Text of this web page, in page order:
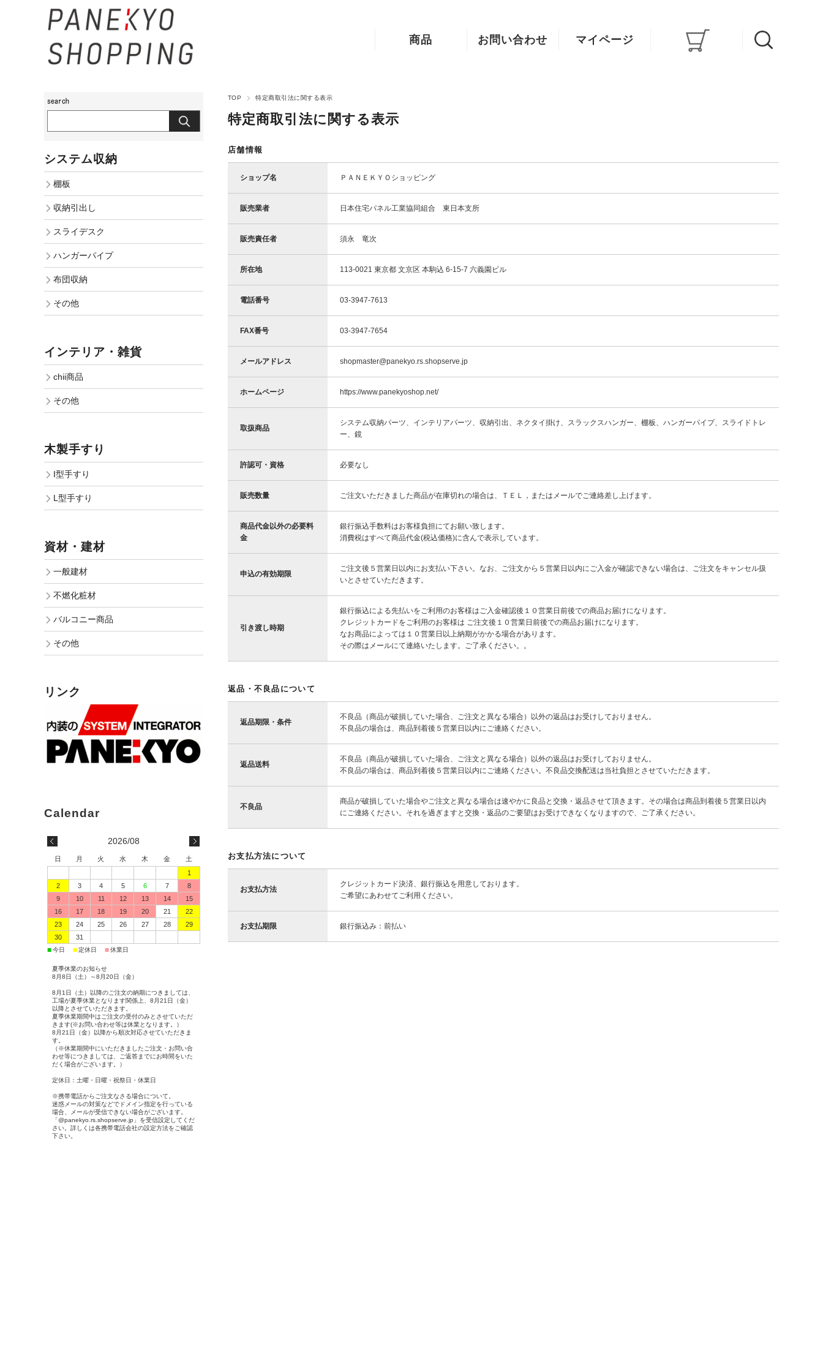
商品 お問い合わせ マイページ
TOP 特定商取引法に関する表示
特定商取引法に関する表示
店舗情報
ショップ名 ＰＡＮＥＫＹＯショッピング
販売業者 日本住宅パネル工業協同組合 東日本支所
販売責任者 須永 竜次
所在地 113-0021 東京都 文京区 本駒込 6-15-7 六義園ビル
電話番号 03-3947-7613
FAX番号 03-3947-7654
メールアドレス shopmaster@panekyo.rs.shopserve.jp
ホームページ https://www.panekyoshop.net/
取扱商品
システム収納パーツ、インテリアパーツ、収納引出、ネクタイ掛け、スラックスハンガー、棚板、ハンガーパイプ、スライドトレ
ー、鏡
許認可・資格 必要なし
販売数量 ご注文いただきました商品が在庫切れの場合は、ＴＥＬ，またはメールでご連絡差し上げます。
商品代金以外の必要料
金
銀行振込手数料はお客様負担にてお願い致します。
消費税はすべて商品代金(税込価格)に含んで表示しています。
申込の有効期限
ご注文後５営業日以内にお支払い下さい。なお、ご注文から５営業日以内にご入金が確認できない場合は、ご注文をキャンセル扱
いとさせていただきます。
引き渡し時期
銀行振込による先払いをご利用のお客様はご入金確認後１０営業日前後での商品お届けになります。
クレジットカードをご利用のお客様は ご注文後１０営業日前後での商品お届けになります。
なお商品によっては１０営業日以上納期がかかる場合があります。
その際はメールにて連絡いたします。ご了承ください。。
返品・不良品について
返品期限・条件
不良品（商品が破損していた場合、ご注文と異なる場合）以外の返品はお受けしておりません。
不良品の場合は、商品到着後５営業日以内にご連絡ください。
返品送料
不良品（商品が破損していた場合、ご注文と異なる場合）以外の返品はお受けしておりません。
不良品の場合は、商品到着後５営業日以内にご連絡ください。不良品交換配送は当社負担とさせていただきます。
不良品
商品が破損していた場合やご注文と異なる場合は速やかに良品と交換・返品させて頂きます。その場合は商品到着後５営業日以内
にご連絡ください。それを過ぎますと交換・返品のご要望はお受けできなくなりますので、ご了承ください。
お支払方法について
お支払方法
クレジットカード決済、銀行振込を用意しております。
ご希望にあわせてご利用ください。
お支払期限 銀行振込み：前払い
システム収納
棚板
収納引出し
スライデスク
ハンガーパイプ
布団収納
その他
インテリア・雑貨
chii商品
その他
木製手すり
I型手すり
L型手すり
資材・建材
一般建材
不燃化粧材
バルコニー商品
その他
リンク
2026/08
日 月 火 水 木 金
土
1
2
3 4 5 6 7
8
9
10 11 12 13 14
15
16
17 18 19 20 21
22
23
24 25 26 27 28
29
30
31
■今日 ■定休日 ■休業日
夏季休業のお知らせ
8月8日（土）～8月20日（金）
8月1日（土）以降のご注文の納期につきましては、
工場が夏季休業となります関係上、8月21日（金）
以降とさせていただきます。
夏季休業期間中はご注文の受付のみとさせていただ
きます(※お問い合わせ等は休業となります。）
8月21日（金）以降から順次対応させていただきま
す。
（※休業期間中にいただきましたご注文・お問い合
わせ等につきましては、ご返答までにお時間をいた
だく場合がございます。）
定休日：土曜・日曜・祝祭日・休業日
※携帯電話からご注文なさる場合について。
迷惑メールの対策などでドメイン指定を行っている
場合、メールが受信できない場合がございます。
「@panekyo.rs.shopserve.jp」を受信設定してくだ
さい。詳しくは各携帯電話会社の設定方法をご確認
下さい。